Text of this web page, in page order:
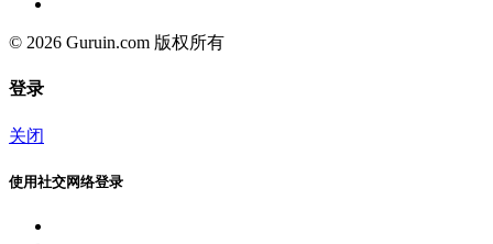
© 2026 Guruin.com 版权所有
登录
关闭
使用社交网络登录